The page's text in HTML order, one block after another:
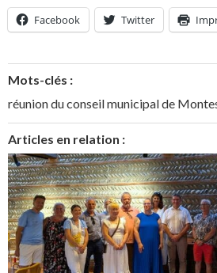
Facebook Twitter
Mots-clés :
réunion du conseil municipal de
Articles en relation :